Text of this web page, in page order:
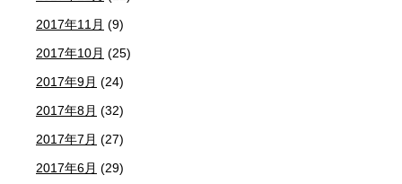
2017年11月 (9)
2017年10月 (25)
2017年9月 (24)
2017年8月 (32)
2017年7月 (27)
2017年6月 (29)